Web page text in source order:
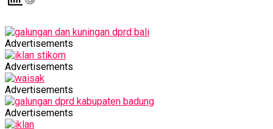
Advertisements
Advertisements
Advertisements
Advertisements